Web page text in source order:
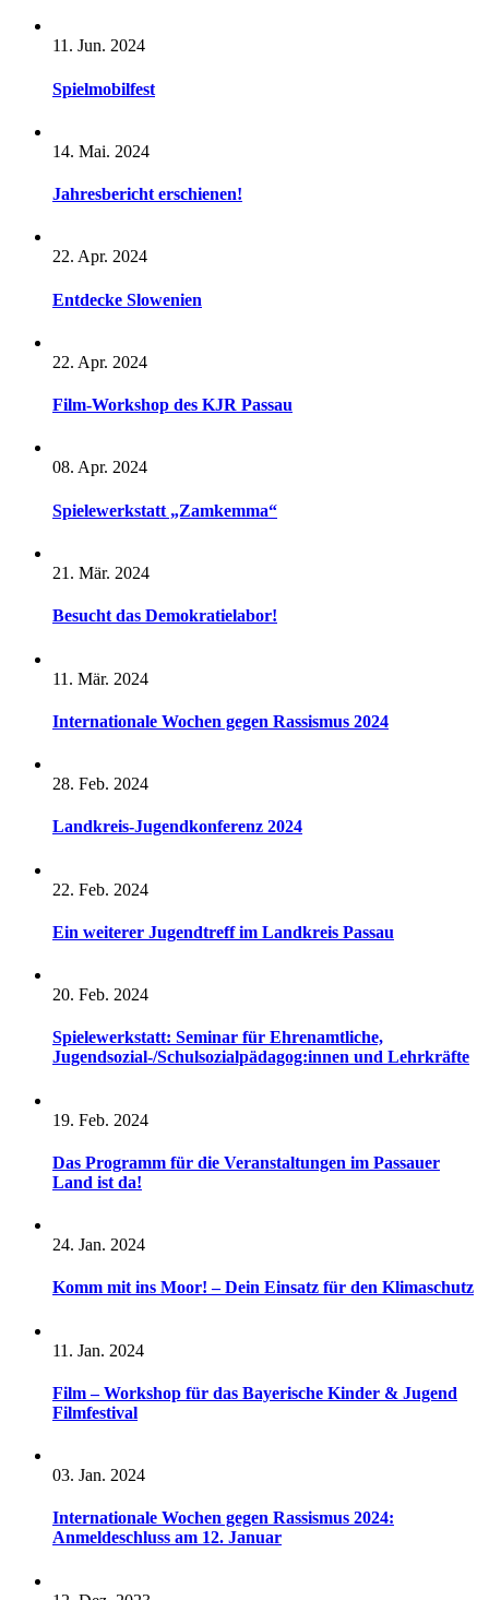
11. Jun. 2024
Spielmobilfest
14. Mai. 2024
Jahresbericht erschienen!
22. Apr. 2024
Entdecke Slowenien
22. Apr. 2024
Film-Workshop des KJR Passau
08. Apr. 2024
Spielewerkstatt „Zamkemma“
21. Mär. 2024
Besucht das Demokratielabor!
11. Mär. 2024
Internationale Wochen gegen Rassismus 2024
28. Feb. 2024
Landkreis-Jugendkonferenz 2024
22. Feb. 2024
Ein weiterer Jugendtreff im Landkreis Passau
20. Feb. 2024
Spielewerkstatt: Seminar für Ehrenamtliche,
Jugendsozial-/Schulsozialpädagog:innen und Lehrkräfte
19. Feb. 2024
Das Programm für die Veranstaltungen im Passauer
Land ist da!
24. Jan. 2024
Komm mit ins Moor! – Dein Einsatz für den Klimaschutz
11. Jan. 2024
Film – Workshop für das Bayerische Kinder & Jugend
Filmfestival
03. Jan. 2024
Internationale Wochen gegen Rassismus 2024:
Anmeldeschluss am 12. Januar